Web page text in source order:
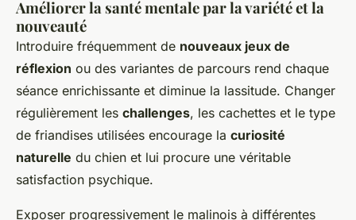
Améliorer la santé mentale par la variété et la
nouveauté
Introduire fréquemment de nouveaux jeux de
réflexion ou des variantes de parcours rend chaque
séance enrichissante et diminue la lassitude. Changer
régulièrement les challenges, les cachettes et le type
de friandises utilisées encourage la curiosité
naturelle du chien et lui procure une véritable
satisfaction psychique.
Exposer progressivement le malinois à différentes